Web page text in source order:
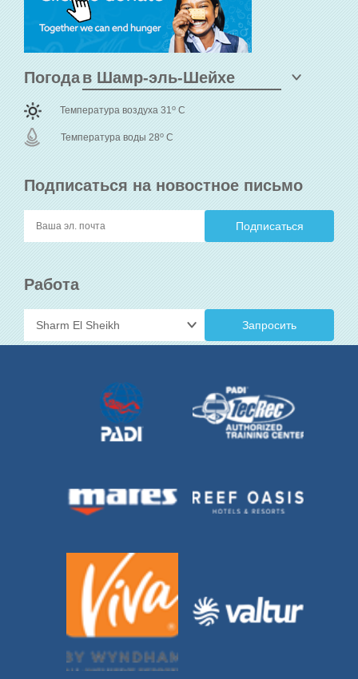
Подписаться на новостное письмо
Работа
Запросить
Погода
Температура воздуха 31o C
Температура воды 28o C